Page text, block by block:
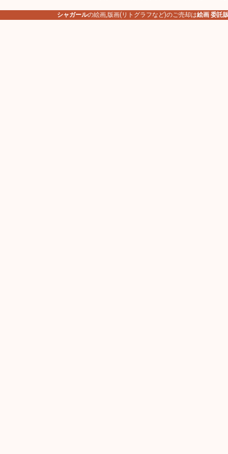
シャガールの絵画,版画(リトグラフなど)のご売却は絵画 委託